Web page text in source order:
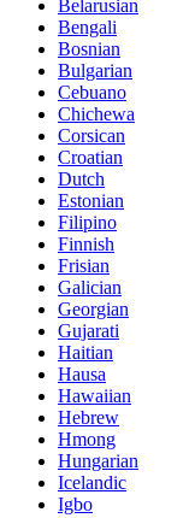
Belarusian
Bengali
Bosnian
Bulgarian
Cebuano
Chichewa
Corsican
Croatian
Dutch
Estonian
Filipino
Finnish
Frisian
Galician
Georgian
Gujarati
Haitian
Hausa
Hawaiian
Hebrew
Hmong
Hungarian
Icelandic
Igbo